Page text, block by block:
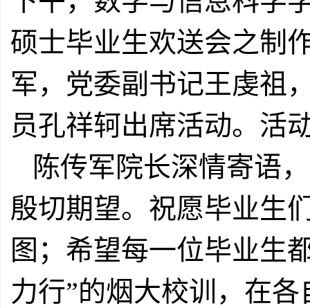
硕士毕业生欢送会之制
军，党委副书记王虔祖
员孔祥轲出席活动。活
陈传军院长深情寄语
殷切期望。祝愿毕业生
图；希望每一位毕业生
力行”的烟大校训，在